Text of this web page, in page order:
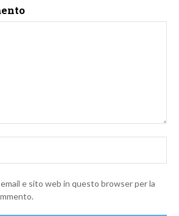
email e sito web in questo browser per la